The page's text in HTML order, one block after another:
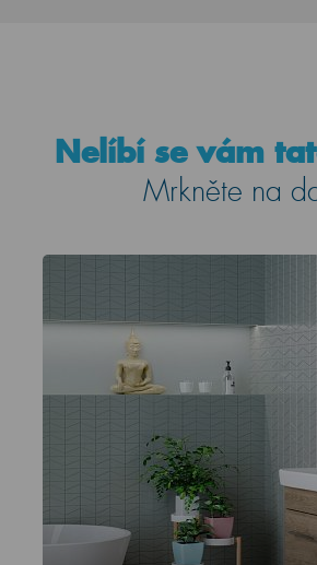
Nelíbí se vám
Mrkněte na